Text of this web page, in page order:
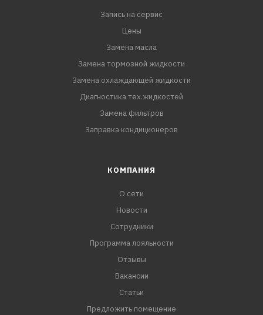
Запись на сервис
Цены
Замена масла
Замена тормозной жидкости
Замена охлаждающей жидкости
Диагностика тех.жидкостей
Замена фильтров
Заправка кондиционеров
КОМПАНИЯ
О сети
Новости
Сотрудники
Программа лояльности
Отзывы
Вакансии
Статьи
Предложить помещение